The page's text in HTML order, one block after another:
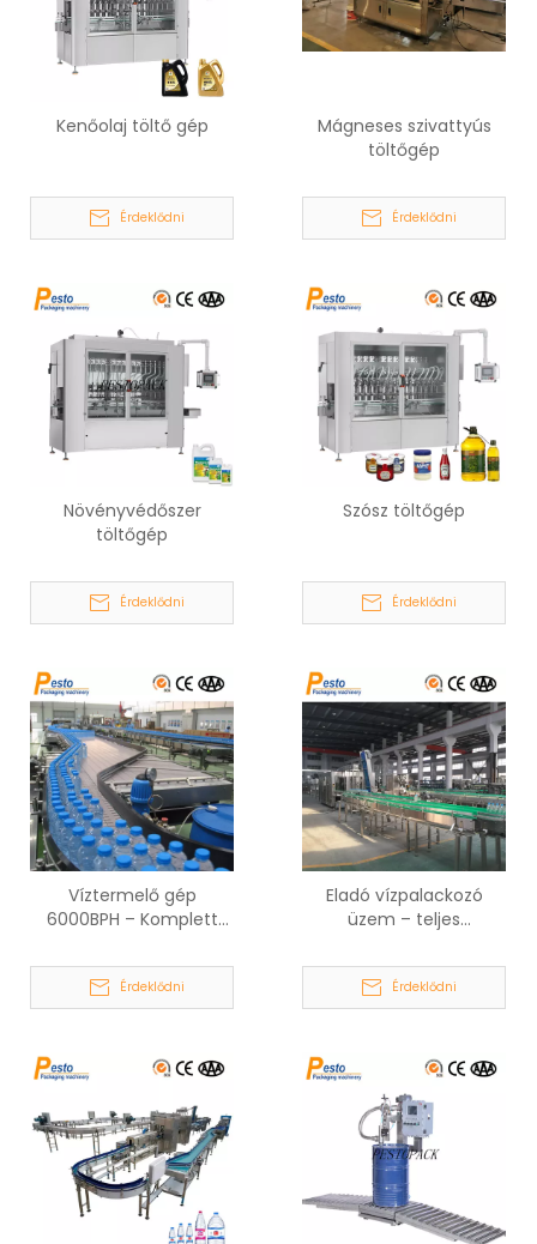
Kenőolaj töltő gép
Érdeklődni
Mágneses szivattyús
töltőgép
Érdeklődni
Növényvédőszer
töltőgép
Érdeklődni
Szósz töltőgép
Érdeklődni
Víztermelő gép
6000BPH – Komplett
ásványvíz és tisztavíz
üzemekhez
Érdeklődni
Eladó vízpalackozó
üzem – teljes
víz gyártósor (2000–
24000 BPH)
Érdeklődni